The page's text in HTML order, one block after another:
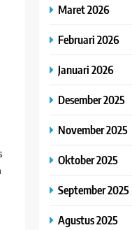
Maret 2026
Februari 2026
Januari 2026
Desember 2025
November 2025
Oktober 2025
September 2025
Agustus 2025